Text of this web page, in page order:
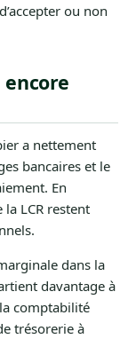
ou non
a nettement
bancaires et le
En
LCR restent
dans la
davantage à
comptabilité
trésorerie à